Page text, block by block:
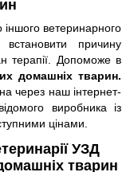
іншого ветеринарного
причину
терапії. Допоможе в
домашніх тварин.
через наш інтернет-
виробника із
цінами.
УЗД
тварин